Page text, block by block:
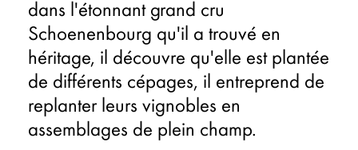
dans l'étonnant grand cru
Schoenenbourg qu'il a trouvé en
héritage, il découvre qu'elle est plantée
de différents cépages, il entreprend de
replanter leurs vignobles en
assemblages de plein champ.